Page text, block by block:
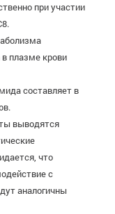
при участии
плазме крови
составляет в
выводятся
что
с
аналогичны